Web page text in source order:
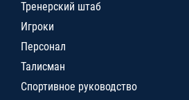
Тренерский штаб
Игроки
Персонал
Талисман
Спортивное руководство